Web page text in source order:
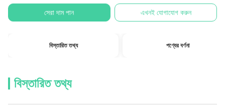
সেরা দাম পান এখনই যোগাযোগ করুন
বিস্তারিত তথ্য পণ্যের বর্ণনা
বিস্তারিত তথ্য